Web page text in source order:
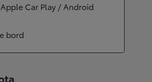
Car Play / Android
bord